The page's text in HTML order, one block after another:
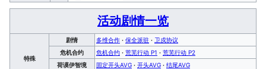
活动剧情一览
特殊
剧情 多维合作 · 保全派驻 · 卫戍协议
危机合约
危机合约 · 荒芜行动 P1 · 荒芜行动 P2
荷谟伊智境
固定开头AVG · 开头AVG · 结尾AVG